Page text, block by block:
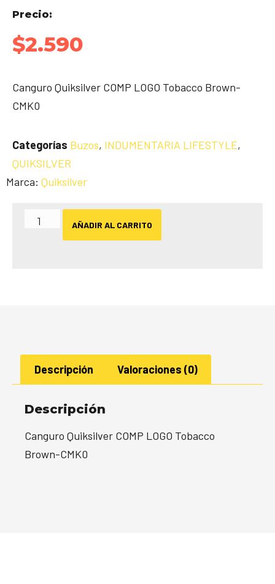
Precio:
$2.590
Canguro Quiksilver COMP LOGO Tobacco Brown-
CMK0
Categorías Buzos, INDUMENTARIA LIFESTYLE,
QUIKSILVER
Marca: Quiksilver
AÑADIR AL CARRITO
Descripción Valoraciones (0)
Descripción
Canguro Quiksilver COMP LOGO Tobacco
Brown-CMK0